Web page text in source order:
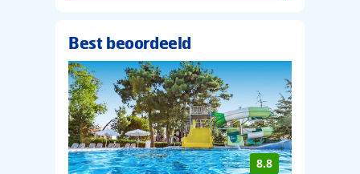
Best beoordeeld
8.8